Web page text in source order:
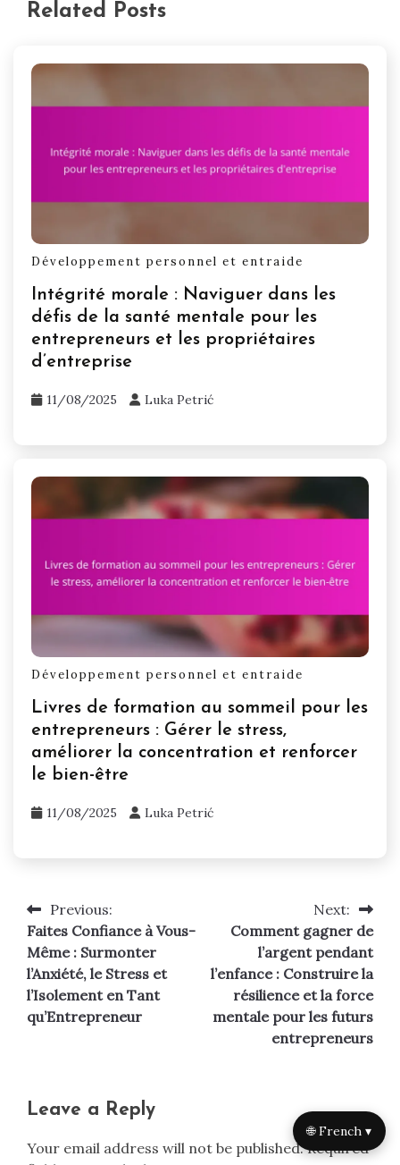
Related Posts
Développement personnel et entraide
Intégrité morale : Naviguer dans les
défis de la santé mentale pour les
entrepreneurs et les propriétaires
d’entreprise
11/08/2025 Luka Petrić
Développement personnel et entraide
Livres de formation au sommeil pour les
entrepreneurs : Gérer le stress,
améliorer la concentration et renforcer
le bien-être
11/08/2025 Luka Petrić
Post
navigation
Previous:
Faites Confiance à Vous-
Même : Surmonter
l’Anxiété, le Stress et
l’Isolement en Tant
qu’Entrepreneur
Next:
Comment gagner de
l’argent pendant
l’enfance : Construire la
résilience et la force
mentale pour les futurs
entrepreneurs
Leave a Reply
Your email address will not be published. Required
🌐 French ▾